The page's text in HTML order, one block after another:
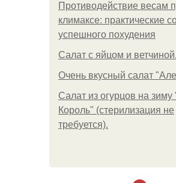
Противодействие весам
климаксе: практические
успешного похудения
Салат с яйцом и ветчиной.
Очень вкусный салат
Салат из огурцов на
Король" (стерилизация не
требуется).